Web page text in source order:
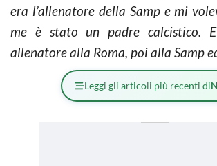
era l’allenatore della Samp e mi
me è stato un padre calcistico.
allenatore alla Roma, poi alla Samp
Leggi gli articoli più recenti di